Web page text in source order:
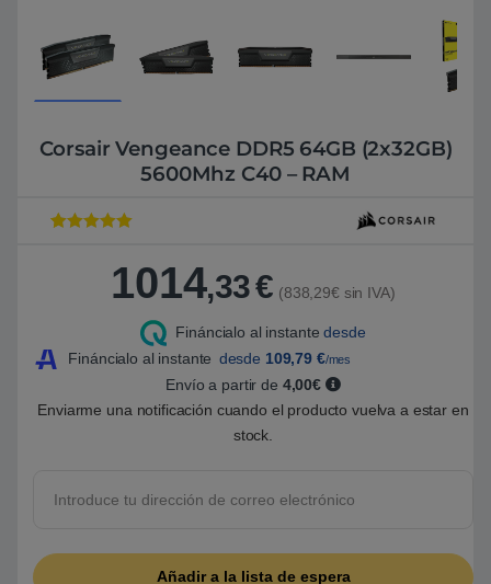
Corsair Vengeance DDR5 64GB (2x32GB)
5600Mhz C40 – RAM
1014,33€ (838,29€ sin IVA)
Fináncialo al instante desde
Fináncialo al instante desde 109,79€/mes
Envío a partir de 4,00€
Enviarme una notificación cuando el producto vuelva a estar en
stock.